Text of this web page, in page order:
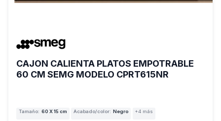
CAJON CALIENTA PLATOS EMPOTRABLE
60 CM SEMG MODELO CPRT615NR
Tamaño: 60 X 15 cm Acabado/color: Negro +4 más